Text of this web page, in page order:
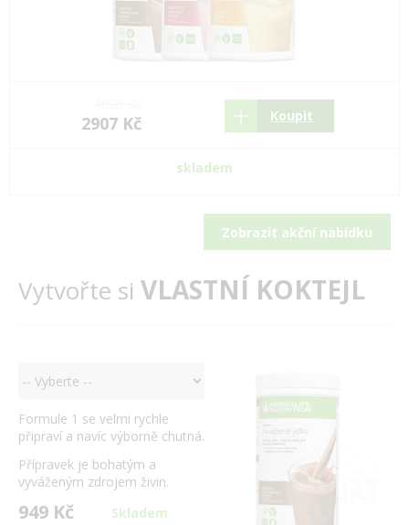
2907 Kč Koupit
skladem
Zobrazit akční nabídku
Vytvořte si VLASTNÍ KOKTEJL
Formule 1 se velmi rychle
připraví a navíc výborně chutná.
Přípravek je bohatým a
vyváženým zdrojem živin.
949 Kč Skladem